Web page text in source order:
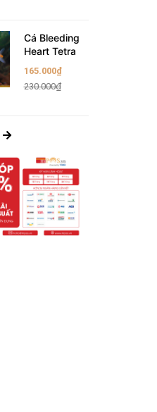
Cá Bleeding
Heart Tetra
165.000₫
230.000₫